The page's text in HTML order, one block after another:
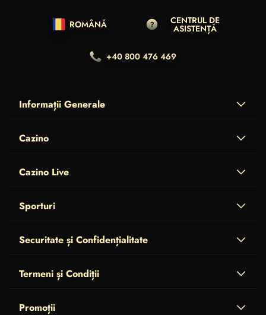
ROMÂNĂ CENTRUL DE
ASISTENȚĂ
+40 800 476 469
Informații Generale
Cazino
Cazino Live
Sporturi
Securitate și Confidențialitate
Termeni și Condiții
Promoții